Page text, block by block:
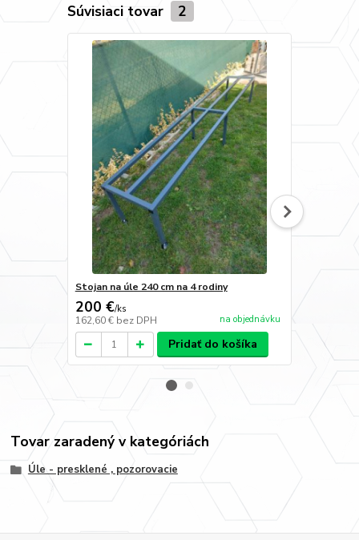
Súvisiaci tovar 2
Stojan na úle 240 cm na 4 rodiny
200 €/ks
162,60 € bez DPH na objednávku
Pridať do košíka
Tovar zaradený v kategóriách
Úle - presklené , pozorovacie